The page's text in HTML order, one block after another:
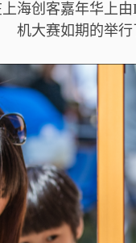
海创客嘉年华上由
机大赛如期的举行